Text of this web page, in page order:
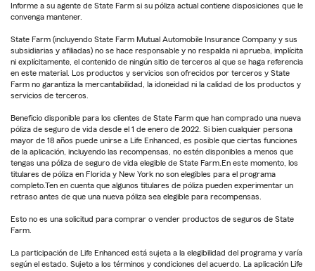
Informe a su agente de State Farm si su póliza actual contiene disposiciones que le
convenga mantener.
State Farm (incluyendo State Farm Mutual Automobile Insurance Company y sus
subsidiarias y afiliadas) no se hace responsable y no respalda ni aprueba, implícita
ni explícitamente, el contenido de ningún sitio de terceros al que se haga referencia
en este material. Los productos y servicios son ofrecidos por terceros y State
Farm no garantiza la mercantabilidad, la idoneidad ni la calidad de los productos y
servicios de terceros.
Beneficio disponible para los clientes de State Farm que han comprado una nueva
póliza de seguro de vida desde el 1 de enero de 2022. Si bien cualquier persona
mayor de 18 años puede unirse a Life Enhanced, es posible que ciertas funciones
de la aplicación, incluyendo las recompensas, no estén disponibles a menos que
tengas una póliza de seguro de vida elegible de State Farm.En este momento, los
titulares de póliza en Florida y New York no son elegibles para el programa
completo.Ten en cuenta que algunos titulares de póliza pueden experimentar un
retraso antes de que una nueva póliza sea elegible para recompensas.
Esto no es una solicitud para comprar o vender productos de seguros de State
Farm.
La participación de Life Enhanced está sujeta a la elegibilidad del programa y varía
según el estado. Sujeto a los términos y condiciones del acuerdo. La aplicación Life